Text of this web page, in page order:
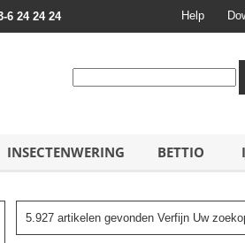
6 24 24 24 Help
INSECTENWERING BETTIO
5.927 artikelen gevonden Verfijn Uw